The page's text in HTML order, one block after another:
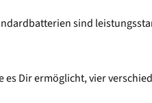
sind
Dir ermöglicht, vier